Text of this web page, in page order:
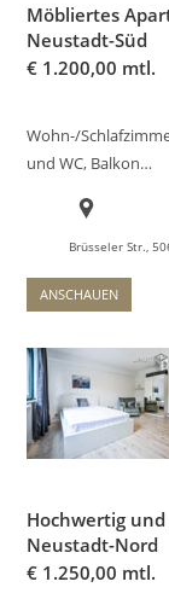
Möbliertes
Neustadt-Süd
€ 1.200,00 mtl.
Wohn-/
und WC, Balkon…
Brüsseler Str.,
ANSCHAUEN
Hochwertig
Neustadt-Nord
€ 1.250,00 mtl.